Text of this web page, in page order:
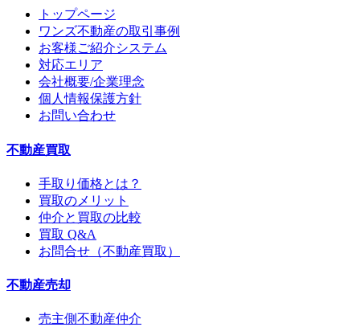
トップページ
ワンズ不動産の取引事例
お客様ご紹介システム
対応エリア
会社概要/企業理念
個人情報保護方針
お問い合わせ
不動産買取
手取り価格とは？
買取のメリット
仲介と買取の比較
買取 Q&A
お問合せ（不動産買取）
不動産売却
売主側不動産仲介